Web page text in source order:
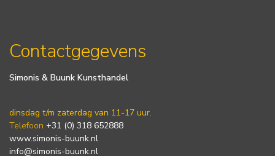
Contactgegevens
Simonis & Buunk Kunsthandel
dinsdag t/m zaterdag van 11-17 uur.
Telefoon +31 (0) 318 652888
www.simonis-buunk.nl
info@simonis-buunk.nl